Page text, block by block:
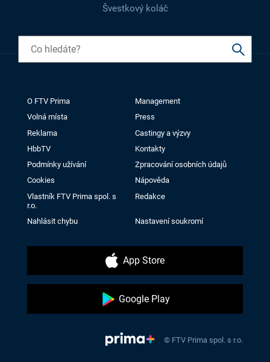
Švestkový koláč
O FTV Prima
Management
Volná místa
Press
Reklama
Castingy a výzvy
HbbTV
Kontakty
Podmínky užívání
Zpracování osobních údajů
Cookies
Nápověda
Vlastník FTV Prima spol. s
r.o.
Redakce
Nahlásit chybu Nastavení soukromí
App Store
Google Play
© FTV Prima spol. s r.o.